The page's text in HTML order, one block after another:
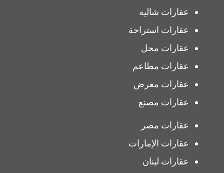
عقارات شاليه
عقارات استراحة
عقارات محل
عقارات مطاعم
عقارات معرض
عقارات مصنع
عقارات مصر
عقارات الإمارات
عقارات لبنان